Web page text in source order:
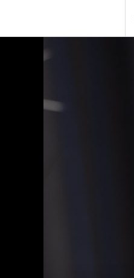
内
G